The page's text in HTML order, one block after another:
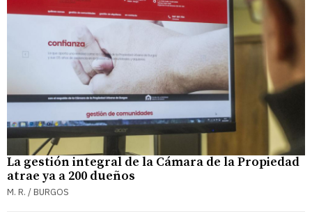
La gestión integral de la Cámara de la Propiedad
atrae ya a 200 dueños
M. R. / BURGOS